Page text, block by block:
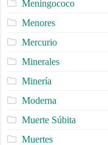
Meningococo
Menores
Mercurio
Minerales
Minería
Moderna
Muerte Súbita
Muertes